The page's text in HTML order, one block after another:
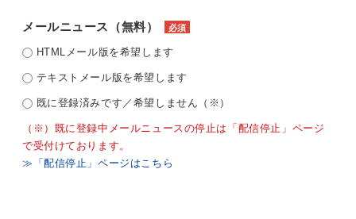
メールニュース（無料） 必須
HTMLメール版を希望します
テキストメール版を希望します
既に登録済みです／希望しません（※）
（※）既に登録中メールニュースの停止は「配信停止」ページ
で受付けております。
≫「配信停止」ページはこちら